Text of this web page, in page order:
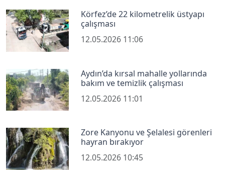
Körfez’de 22 kilometrelik üstyapı
çalışması
12.05.2026 11:06
Aydın’da kırsal mahalle yollarında
bakım ve temizlik çalışması
12.05.2026 11:01
Zore Kanyonu ve Şelalesi görenleri
hayran bırakıyor
12.05.2026 10:45